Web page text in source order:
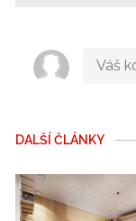
DALŠÍ ČLÁNKY